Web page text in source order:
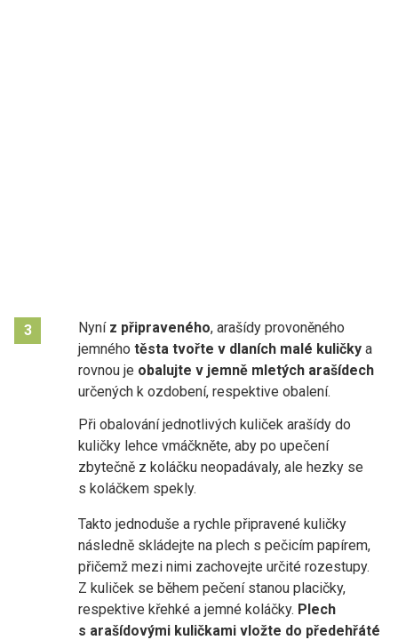
3 Nyní z připraveného, arašídy provoněného
jemného těsta tvořte v dlaních malé kuličky a
rovnou je obalujte v jemně mletých arašídech
určených k ozdobení, respektive obalení.
Při obalování jednotlivých kuliček arašídy do
kuličky lehce vmáčkněte, aby po upečení
zbytečně z koláčku neopadávaly, ale hezky se
s koláčkem spekly.
Takto jednoduše a rychle připravené kuličky
následně skládejte na plech s pečicím papírem,
přičemž mezi nimi zachovejte určité rozestupy.
Z kuliček se během pečení stanou placičky,
respektive křehké a jemné koláčky. Plech
s arašídovými kuličkami vložte do předehřáté